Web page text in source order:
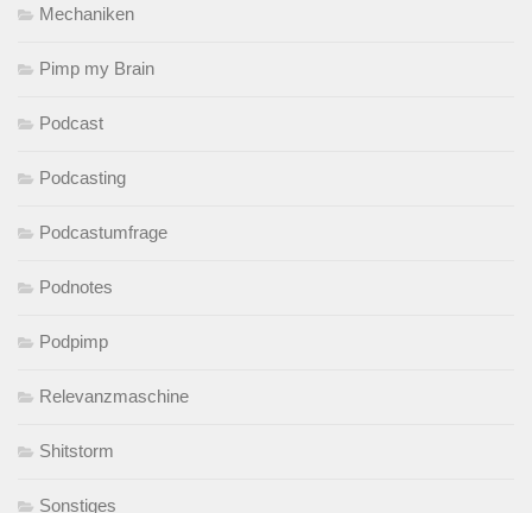
Mechaniken
Pimp my Brain
Podcast
Podcasting
Podcastumfrage
Podnotes
Podpimp
Relevanzmaschine
Shitstorm
Sonstiges